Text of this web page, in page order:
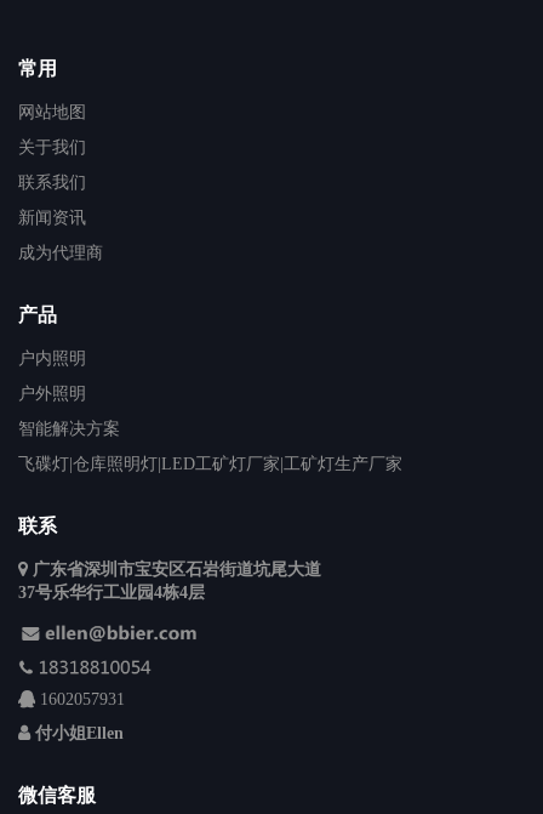
常用
网站地图
关于我们
联系我们
新闻资讯
成为代理商
产品
户内照明
户外照明
智能解决方案
飞碟灯|仓库照明灯|LED工矿灯厂家|工矿灯生产厂家
联系
广东省深圳市宝安区石岩街道坑尾大道
37号乐华行工业园4栋4层
1602057931
付小姐Ellen
微信客服